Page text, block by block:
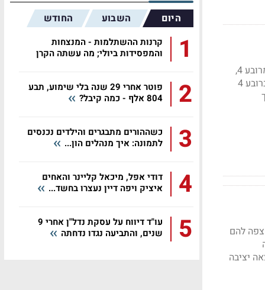
רק רחוב אחד מפריד ביניהם, אך דירות חדשות ברובע 3 נסחרות בממוצע בשווי גבוה יותר למ"ר מרובע 4,
בפער המגיע לעיתים לכ-35%. עם זאת, לא כל רחוב ברובע 3 מתומחר ברף הגבוה ולא כל עסקה ברובע 4
להם
יציבה
היום השבוע החודש
1
קרנות ההשתלמות - המנצחות
והמפסידות ביולי; מה עשתה הקרן
2
פוטר אחרי 29 שנה בלי שימוע, תבע
804 אלף - כמה קיבל?
3
כשההורים מתבגרים והילדים נכנסים
לתמונה: איך מנהלים הון...
4
דודי אפל, מיכאל קליינר והאחים
איציק ויפה דיין נעצרו בחשד...
5
עו"ד דיווח על עסקת נדל"ן אחרי 9
שנים, והתביעה נגדו נדחתה